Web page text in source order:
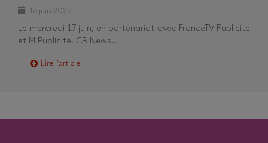
16 juin 2026
Le mercredi 17 juin, en partenariat avec FranceTV Publicité
et M Publicité, CB News…
Lire l’article